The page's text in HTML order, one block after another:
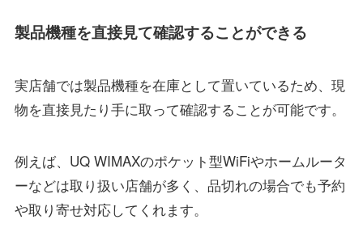
製品機種を直接見て確認することができる
実店舗では製品機種を在庫として置いているため、現
物を直接見たり手に取って確認することが可能です。
例えば、UQ WIMAXのポケット型WiFiやホームルータ
ーなどは取り扱い店舗が多く、品切れの場合でも予約
や取り寄せ対応してくれます。